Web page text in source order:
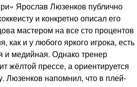
Ярослав Люзенков публично
и конкретно описал его
мастером на все сто процентов
как и у любого яркого игрока, есть
и медийная. Однако тренер
жёлтой прессе, а ориентируется
Люзенков напомнил, что в плей-